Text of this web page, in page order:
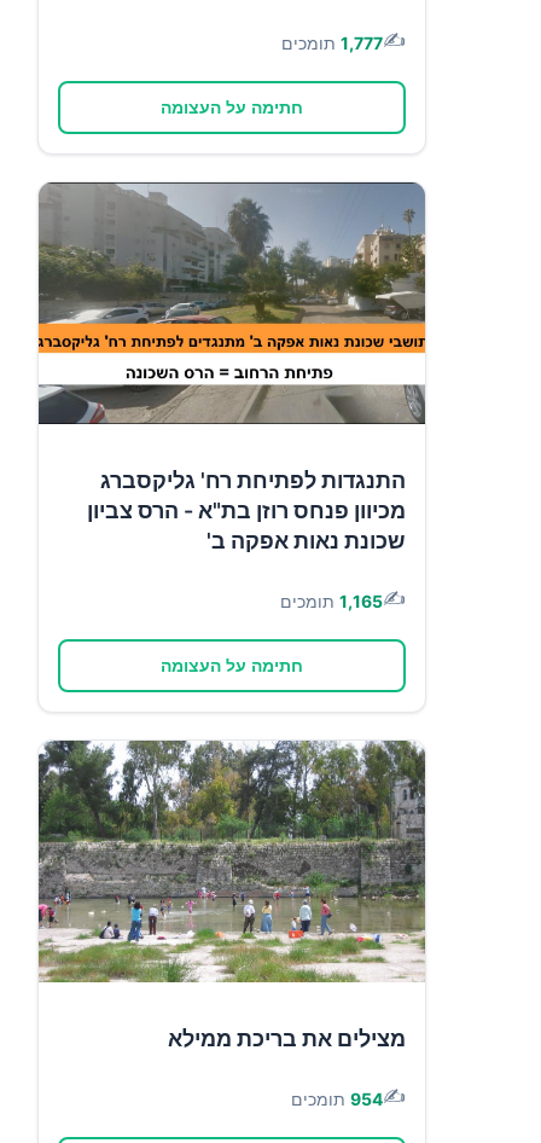
✍️
1,777 תומכים
חתימה על העצומה
התנגדות לפתיחת רח' גליקסברג
מכיוון פנחס רוזן בת"א - הרס צביון
שכונת נאות אפקה ב'
✍️
1,165 תומכים
חתימה על העצומה
מצילים את בריכת ממילא
✍️
954 תומכים